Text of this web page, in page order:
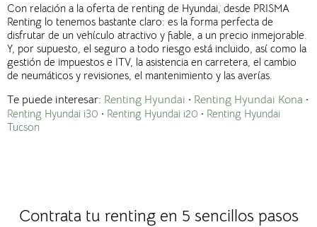
Con relación a la oferta de renting de Hyundai, desde PRISMA
Renting lo tenemos bastante claro: es la forma perfecta de
disfrutar de un vehículo atractivo y fiable, a un precio inmejorable.
Y, por supuesto, el seguro a todo riesgo está incluido, así como la
gestión de impuestos e ITV, la asistencia en carretera, el cambio
de neumáticos y revisiones, el mantenimiento y las averías.
Te puede interesar: Renting Hyundai · Renting Hyundai Kona ·
Renting Hyundai i30 · Renting Hyundai i20 · Renting Hyundai
Tucson
Contrata tu renting en 5 sencillos pasos